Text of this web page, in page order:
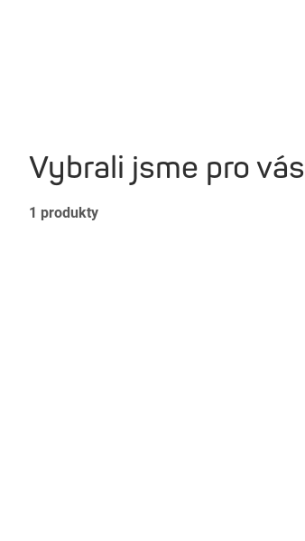
Vybrali jsme pro vás
1 produkty